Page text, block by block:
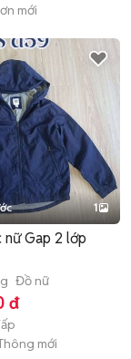
mới
1
nữ Gap 2 lớp
Đồ nữ
đ
mới